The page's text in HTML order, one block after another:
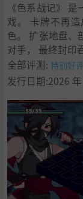
《色系战记》
戏。 卡牌不再
色。 扩张地盘、
对手， 最终封印
全部评测: 特别好
发行日期:2026